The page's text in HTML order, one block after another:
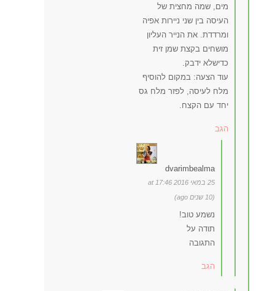
מים, שמה מחצית של
העיסה בין שני ניירות אפיה
ומרדדת. את הנייר העליון
מושחים בקצת שמן זית
כדישלא ידבק.
עוד הצעה: במקום להוסיף
מלח לעיסה, לפזר מלח גס
יחד עם הקצח.
הגב
dvarimbealma
25 במאי 2016 at 17:46
(10 שנים ago)
נשמע טוב!
תודה על
התגובה
הגב